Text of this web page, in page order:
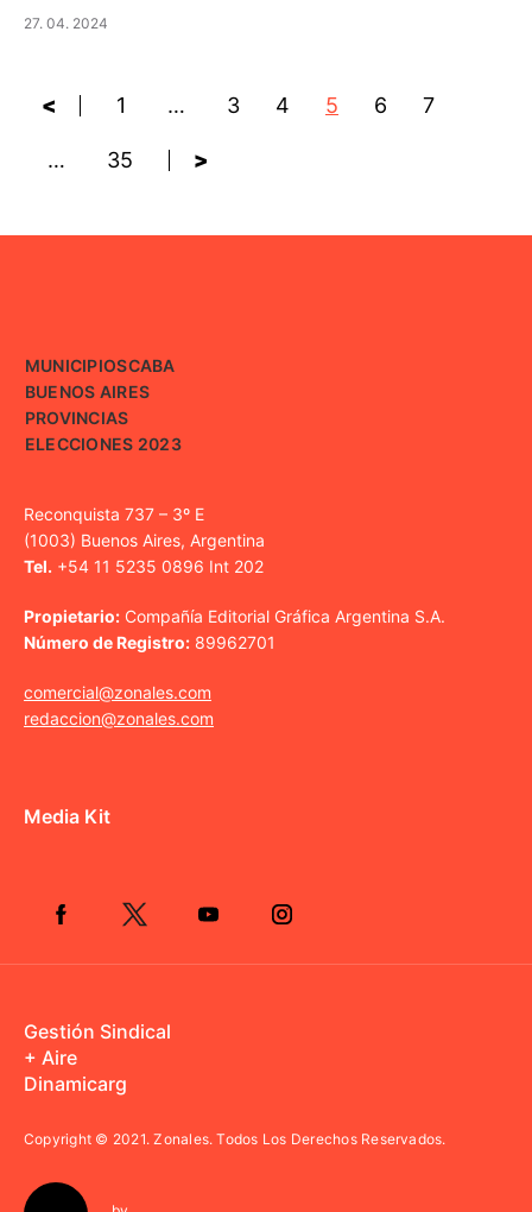
27. 04. 2024
< 1 … 3 4 5 6 7
… 35 >
MUNICIPIOSCABA
BUENOS AIRES
PROVINCIAS
ELECCIONES 2023
Reconquista 737 – 3º E
(1003) Buenos Aires, Argentina
Tel. +54 11 5235 0896 Int 202
Propietario: Compañía Editorial Gráfica Argentina S.A.
Número de Registro: 89962701
comercial@zonales.com
redaccion@zonales.com
Media Kit
Gestión Sindical
+ Aire
Dinamicarg
Copyright © 2021.Zonales. Todos Los Derechos Reservados.